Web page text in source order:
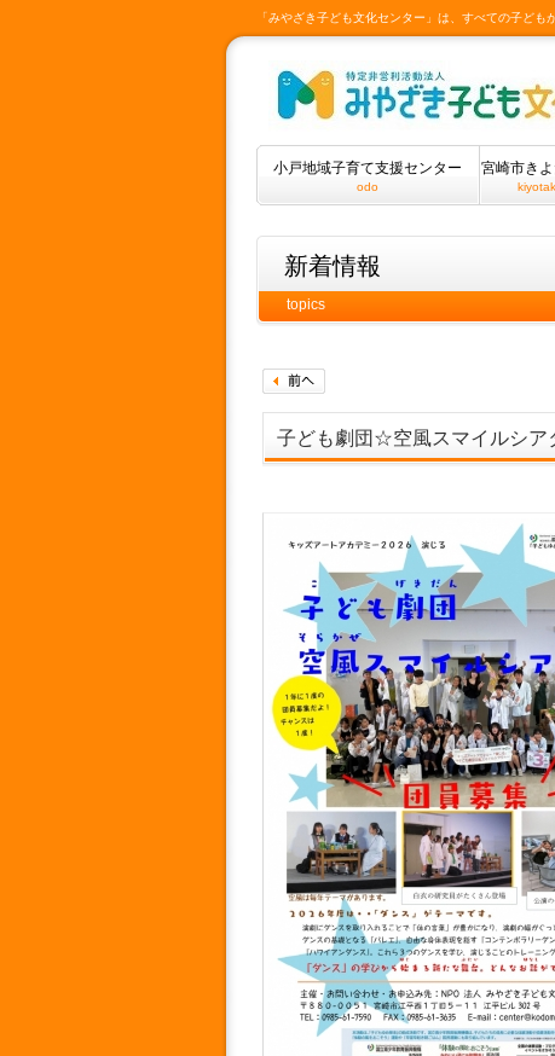
「みやざき子ども文化センター」は、すべての子ど
小戸地域子育て支援センター
odo
宮崎市き
新着情報
topics
子ども劇団☆空風スマイルシア